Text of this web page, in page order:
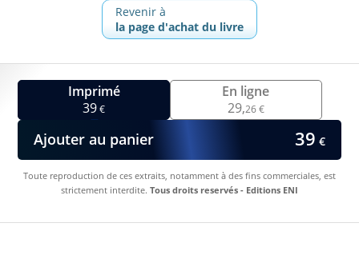
Revenir à
la page d'achat du livre
Imprimé
39€
En ligne
29,26 €
Ajouter au panier 39 €
Toute reproduction de ces extraits, notamment à des fins commerciales, est
strictement interdite. Tous droits reservés - Editions ENI